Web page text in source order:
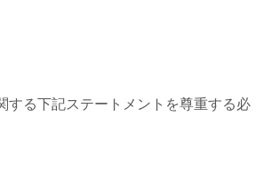
する下記ステートメントを尊重する必